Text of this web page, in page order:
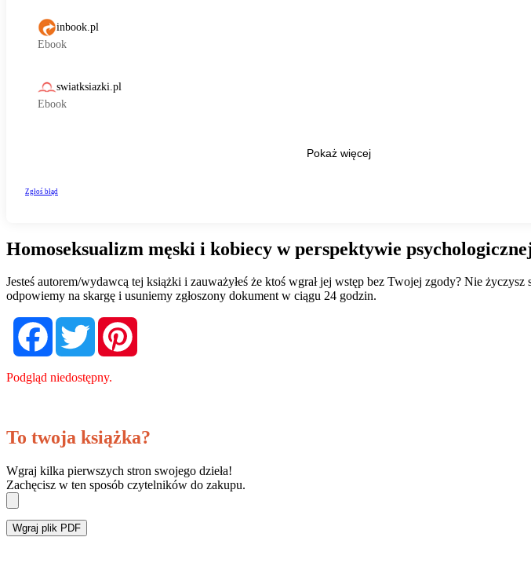
Homoseksualizm męski i kobiecy w perspektywie
Jesteś autorem/wydawcą tej książki i zauważyłeś że ktoś wgrał jej wstęp bez Twojej zgody? Nie
odpowiemy na skargę i usuniemy zgłoszony dokument w ciągu 24 godzin.
FacebookTwitter
Podgląd niedostępny.
To twoja książka?
Wgraj kilka pierwszych stron swojego dzieła!
Zachęcisz w ten sposób czytelników do zakupu.
Wgraj plik PDF